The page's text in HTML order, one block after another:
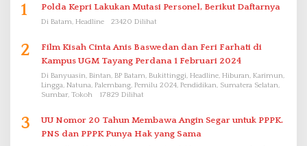
1 Polda Kepri Lakukan Mutasi Personel, Berikut Daftarnya
Di Batam, Headline 23420 Dilihat
2
Film Kisah Cinta Anis Baswedan dan Feri Farhati di
Kampus UGM Tayang Perdana 1 Februari 2024
Di Banyuasin, Bintan, BP Batam, Bukittinggi, Headline, Hiburan, Karimun,
Lingga, Natuna, Palembang, Pemilu 2024, Pendidikan, Sumatera Selatan,
Sumbar, Tokoh
17829 Dilihat
3
UU Nomor 20 Tahun Membawa Angin Segar untuk PPPK.
PNS dan PPPK Punya Hak yang Sama